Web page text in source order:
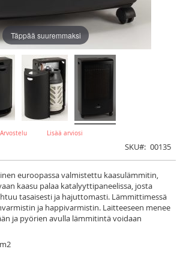
Arvostelu Lisää arviosi
SKU 00135
euroopassa valmistettu kaasulämmitin,
kaasu palaa katalyyttipaneelissa, josta
tasaisesti ja hajuttomasti. Lämmittimessä
ja happivarmistin. Laitteeseen menee
ja pyörien avulla lämmitintä voidaan
Täppää suuremmaksi